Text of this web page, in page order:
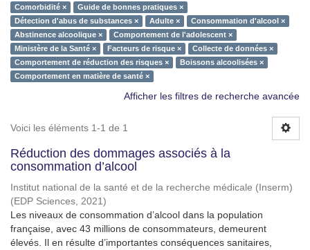
Comorbidité ×
Guide de bonnes pratiques ×
Détection d'abus de substances ×
Adulte ×
Consommation d'alcool ×
Abstinence alcoolique ×
Comportement de l'adolescent ×
Ministère de la Santé ×
Facteurs de risque ×
Collecte de données ×
Comportement de réduction des risques ×
Boissons alcoolisées ×
Comportement en matière de santé ×
Afficher les filtres de recherche avancée
Voici les éléments 1-1 de 1
Réduction des dommages associés à la
consommation d’alcool
Institut national de la santé et de la recherche médicale (Inserm)
(EDP Sciences, 2021)
Les niveaux de consommation d’alcool dans la population
française, avec 43 millions de consommateurs, demeurent
élevés. Il en résulte d’importantes conséquences sanitaires,